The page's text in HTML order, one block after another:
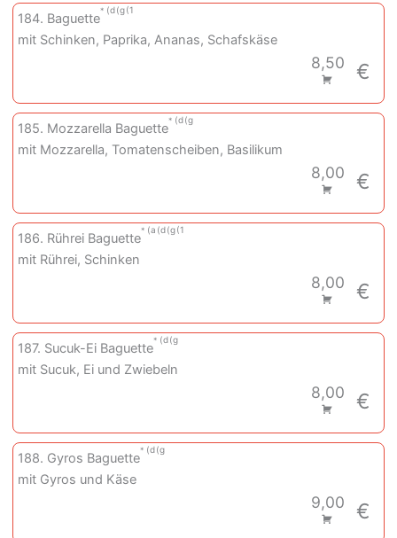
184. Baguette
d g 1
mit Schinken, Paprika, Ananas, Schafskäse
8,50 €
185. Mozzarella Baguette
d g
mit Mozzarella, Tomatenscheiben, Basilikum
8,00 €
186. Rührei Baguette
a d g 1
mit Rührei, Schinken
8,00 €
187. Sucuk-Ei Baguette
d g
mit Sucuk, Ei und Zwiebeln
8,00 €
188. Gyros Baguette
d g
mit Gyros und Käse
9,00 €